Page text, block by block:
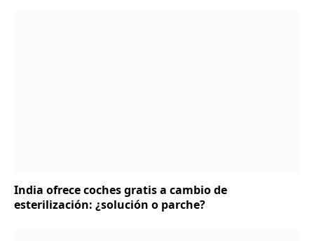
India ofrece coches gratis a cambio de
esterilización: ¿solución o parche?